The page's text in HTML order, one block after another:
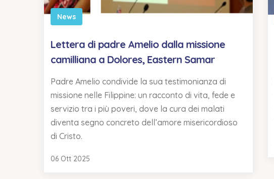
News
Lettera di padre Amelio dalla missione
camilliana a Dolores, Eastern Samar
Padre Amelio condivide la sua testimonianza di
missione nelle Filippine: un racconto di vita, fede e
servizio tra i più poveri, dove la cura dei malati
diventa segno concreto dell’amore misericordioso
di Cristo.
06 Ott 2025